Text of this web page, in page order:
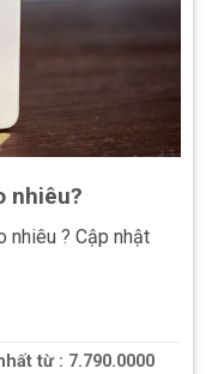
nhiêu?
nhiêu ? Cập nhật
từ : 7.790.0000